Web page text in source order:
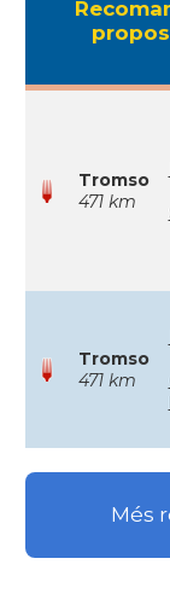
Tromso
471 km
Tromso
471 km
Més